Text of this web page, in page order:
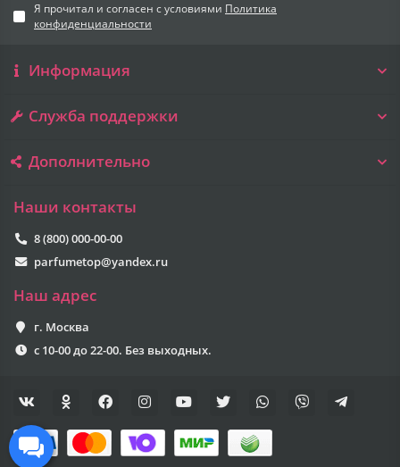
Я прочитал и согласен с условиями Политика
конфиденциальности
Информация
Служба поддержки
Дополнительно
Наши контакты
8 (800) 000-00-00
parfumetop@yandex.ru
Наш адрес
г. Москва
с 10-00 до 22-00. Без выходных.